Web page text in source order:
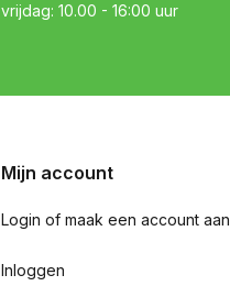
vrijdag: 10.00 - 16:00 uur
Mijn account
Login of maak een account aan
Inloggen